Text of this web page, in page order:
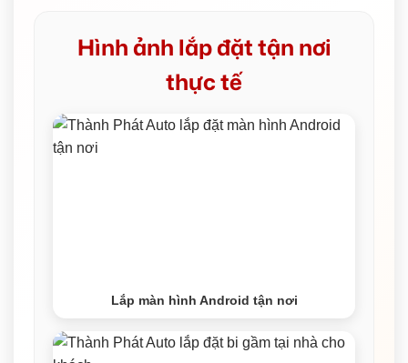
Hình ảnh lắp đặt tận nơi
thực tế
Lắp màn hình Android tận nơi